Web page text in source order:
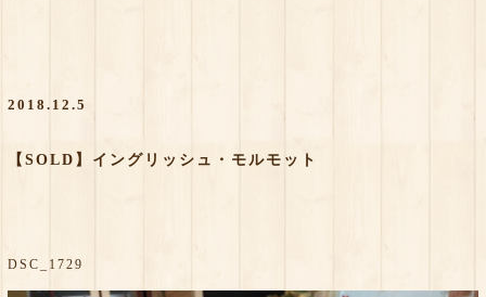
2018.12.5
【SOLD】イングリッシュ・モルモット
DSC_1729